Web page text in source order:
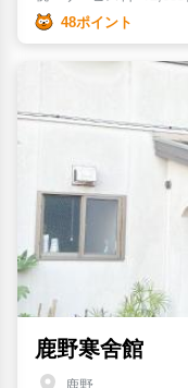
48ポイント
鹿野寒舍館